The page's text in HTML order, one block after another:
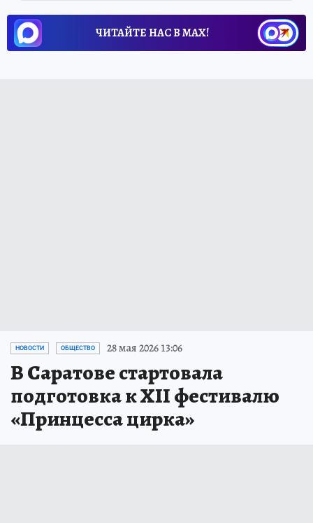
В Саратове стартовала
подготовка к XII фестивалю
«Принцесса цирка»